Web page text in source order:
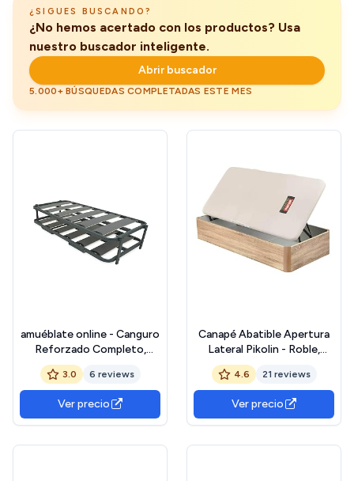
¿SIGUES BUSCANDO?
¿No hemos acertado con los productos? Usa
nuestro buscador inteligente.
Abrir buscador
5.000+ BÚSQUEDAS COMPLETADAS ESTE MES
amuéblate online - Canguro
Reforzado Completo,
Cama Nido Anti-Ruido con
2 Somieres de Láminas
Anchas de 105 x 190
3.0 6 reviews
Ver precio
Canapé Abatible Apertura
Lateral Pikolin - Roble,
90x190cm
4.6 21 reviews
Ver precio